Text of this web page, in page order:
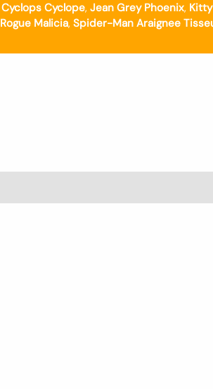
Cyclops Cyclope, Jean Grey Phoenix,
Rogue Malicia, Spider-Man Araignee